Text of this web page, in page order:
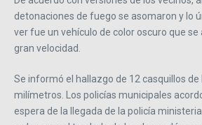
detonaciones de fuego se asomaron y lo
ver fue un vehículo de color oscuro que se
gran velocidad.
Se informó el hallazgo de 12 casquillos de
milímetros. Los policías municipales
espera de la llegada de la policía